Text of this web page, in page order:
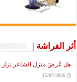
أثر الفراشة |
هل عُرضَ منزل الشاعر نزار
15/07/2026